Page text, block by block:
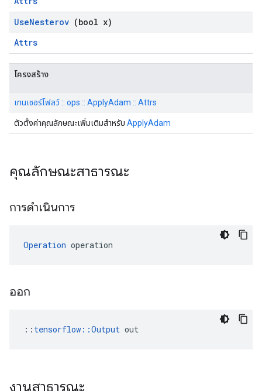
UseNesterov (bool x)
Attrs
โครงสร้าง
เทนเซอร์โฟลว์ :: ops :: ApplyAdam :: Attrs
ตัวตั้งค่าคุณลักษณะเพิ่มเติมสำหรับ ApplyAdam
คุณลักษณะสาธารณะ
การดำเนินการ
Operation operation
ออก
:: tensorflow::Output out
งานสาธารณะ